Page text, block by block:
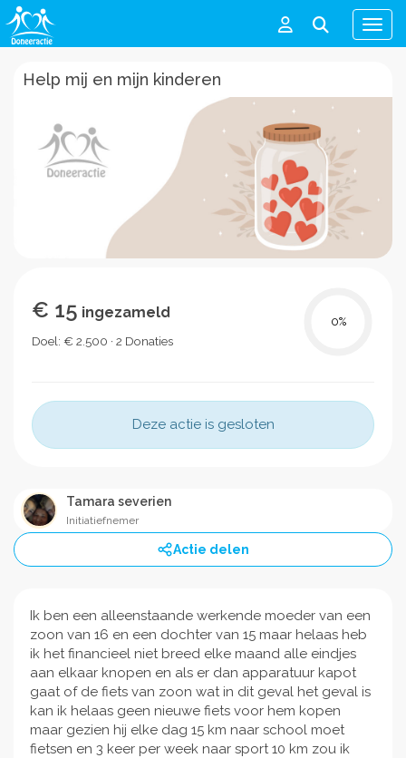
Menu
Help mij en mijn kinderen
€ 15 ingezameld
Doel: € 2.500 · 2 Donaties
0%
Deze actie is gesloten
Tamara severien
Initiatiefnemer
Actie delen
Ik ben een alleenstaande werkende moeder van een
zoon van 16 en een dochter van 15 maar helaas heb
ik het financieel niet breed elke maand alle eindjes
aan elkaar knopen en als er dan apparatuur kapot
gaat of de fiets van zoon wat in dit geval het geval is
kan ik helaas geen nieuwe fiets voor hem kopen
maar gezien hij elke dag 15 km naar school moet
fietsen en 3 keer per week naar sport 10 km zou ik